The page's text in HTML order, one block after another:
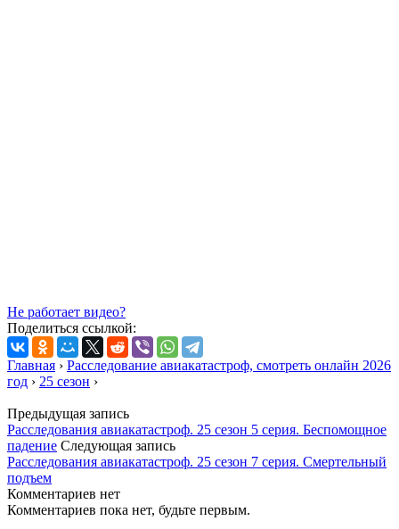
Не работает видео?
Поделиться ссылкой:
Главная › Расследование авиакатастроф, смотреть онлайн 2026
год › 25 сезон ›
Предыдущая запись
Расследования авиакатастроф. 25 сезон 5 серия. Беспомощное
падение Следующая запись
Расследования авиакатастроф. 25 сезон 7 серия. Смертельный
подъем
Комментариев нет
Комментариев пока нет, будьте первым.